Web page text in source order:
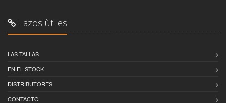
Lazos ùtiles
LAS TALLAS
EN EL STOCK
DISTRIBUTORES
CONTACTO